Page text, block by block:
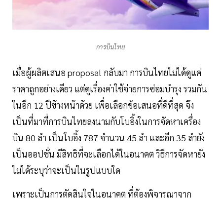
การบินไทย
เมื่อผู้ผลิตเสนอ proposal กลับมา การบินไทยไม่ได้ดูแค่
ราคาถูกอย่างเดียว แต่ดูเรื่องค่าใช้จ่ายการซ่อมบำรุง รวมกัน
ในอีก 12 ปีข้างหน้าด้วย เพื่อเลือกข้อเสนอที่ดีที่สุด จึง
เป็นที่มาที่การบินไทยลงนามกับโบอิ้งในการจัดหาเครื่อง
บิน 80 ลำ เป็นโบอิ้ง 787 จำนวน 45 ลำ และอีก 35 ลำยัง
เป็นออปชั่น มีสิทธิที่จะเลือกได้ในอนาคต วิธีการจัดหายัง
ไม่ได้ระบุว่าจะเป็นในรูปแบบใด
เพราะเป็นการตัดสินใจในอนาคต ที่ต้องพิจารณาจาก